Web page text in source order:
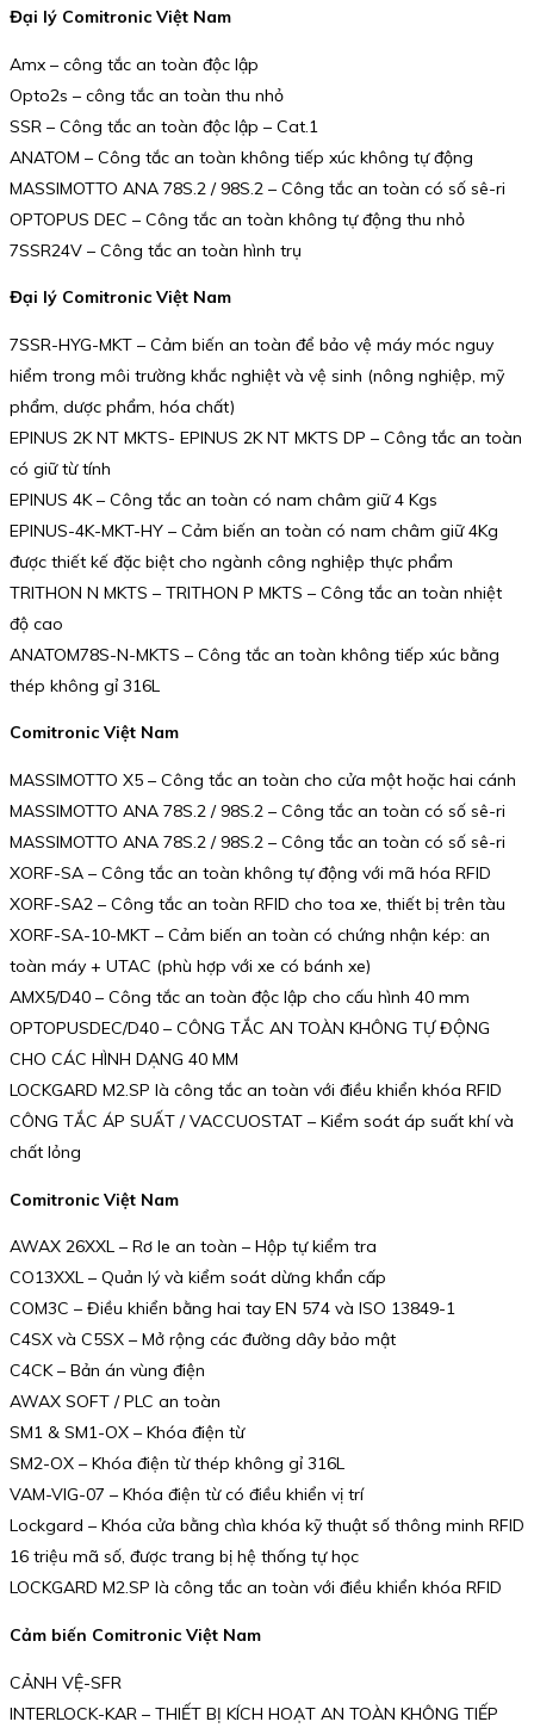
Đại lý Comitronic Việt Nam
Amx – công tắc an toàn độc lập
Opto2s – công tắc an toàn thu nhỏ
SSR – Công tắc an toàn độc lập – Cat.1
ANATOM – Công tắc an toàn không tiếp xúc không tự động
MASSIMOTTO ANA 78S.2 / 98S.2 – Công tắc an toàn có số sê-ri
OPTOPUS DEC – Công tắc an toàn không tự động thu nhỏ
7SSR24V – Công tắc an toàn hình trụ
Đại lý Comitronic Việt Nam
7SSR-HYG-MKT – Cảm biến an toàn để bảo vệ máy móc nguy
hiểm trong môi trường khắc nghiệt và vệ sinh (nông nghiệp, mỹ
phẩm, dược phẩm, hóa chất)
EPINUS 2K NT MKTS- EPINUS 2K NT MKTS DP – Công tắc an toàn
có giữ từ tính
EPINUS 4K – Công tắc an toàn có nam châm giữ 4 Kgs
EPINUS-4K-MKT-HY – Cảm biến an toàn có nam châm giữ 4Kg
được thiết kế đặc biệt cho ngành công nghiệp thực phẩm
TRITHON N MKTS – TRITHON P MKTS – Công tắc an toàn nhiệt
độ cao
ANATOM78S-N-MKTS – Công tắc an toàn không tiếp xúc bằng
thép không gỉ 316L
Comitronic Việt Nam
MASSIMOTTO X5 – Công tắc an toàn cho cửa một hoặc hai cánh
MASSIMOTTO ANA 78S.2 / 98S.2 – Công tắc an toàn có số sê-ri
MASSIMOTTO ANA 78S.2 / 98S.2 – Công tắc an toàn có số sê-ri
XORF-SA – Công tắc an toàn không tự động với mã hóa RFID
XORF-SA2 – Công tắc an toàn RFID cho toa xe, thiết bị trên tàu
XORF-SA-10-MKT – Cảm biến an toàn có chứng nhận kép: an
toàn máy + UTAC (phù hợp với xe có bánh xe)
AMX5/D40 – Công tắc an toàn độc lập cho cấu hình 40 mm
OPTOPUSDEC/D40 – CÔNG TẮC AN TOÀN KHÔNG TỰ ĐỘNG
CHO CÁC HÌNH DẠNG 40 MM
LOCKGARD M2.SP là công tắc an toàn với điều khiển khóa RFID
CÔNG TẮC ÁP SUẤT / VACCUOSTAT – Kiểm soát áp suất khí và
chất lỏng
Comitronic Việt Nam
AWAX 26XXL – Rơ le an toàn – Hộp tự kiểm tra
CO13XXL – Quản lý và kiểm soát dừng khẩn cấp
COM3C – Điều khiển bằng hai tay EN 574 và ISO 13849-1
C4SX và C5SX – Mở rộng các đường dây bảo mật
C4CK – Bản án vùng điện
AWAX SOFT / PLC an toàn
SM1 & SM1-OX – Khóa điện từ
SM2-OX – Khóa điện từ thép không gỉ 316L
VAM-VIG-07 – Khóa điện từ có điều khiển vị trí
Lockgard – Khóa cửa bằng chìa khóa kỹ thuật số thông minh RFID
16 triệu mã số, được trang bị hệ thống tự học
LOCKGARD M2.SP là công tắc an toàn với điều khiển khóa RFID
Cảm biến Comitronic Việt Nam
CẢNH VỆ-SFR
INTERLOCK-KAR – THIẾT BỊ KÍCH HOẠT AN TOÀN KHÔNG TIẾP